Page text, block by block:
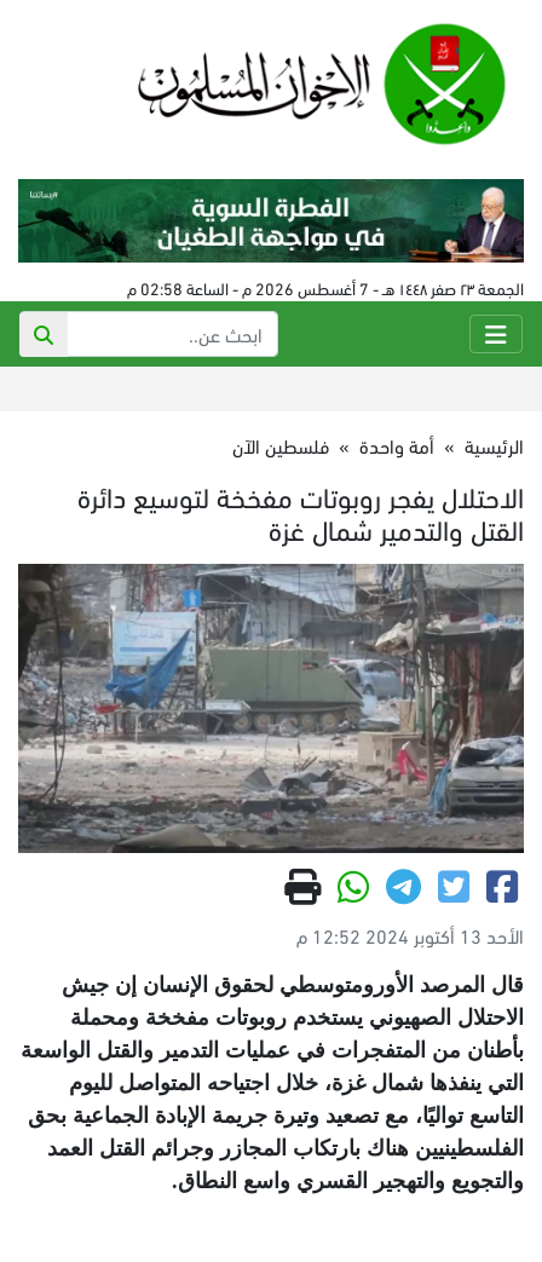
الجمعة ٢٣ صفر ١٤٤٨ هـ - 7 أغسطس 2026 م - الساعة 02:58 م
الرئيسية » أمة واحدة » فلسطين الآن
الاحتلال يفجر روبوتات مفخخة لتوسيع دائرة
القتل والتدمير شمال غزة
الأحد 13 أكتوبر 2024 12:52 م
قال المرصد الأورومتوسطي لحقوق الإنسان إن جيش
الاحتلال الصهيوني يستخدم روبوتات مفخخة ومحملة
بأطنان من المتفجرات في عمليات التدمير والقتل الواسعة
التي ينفذها شمال غزة، خلال اجتياحه المتواصل لليوم
التاسع تواليًا، مع تصعيد وتيرة جريمة الإبادة الجماعية بحق
الفلسطينيين هناك بارتكاب المجازر وجرائم القتل العمد
والتجويع والتهجير القسري واسع النطاق.